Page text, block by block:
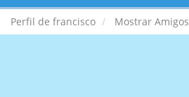
Perfil de francisco Mostrar Amigos